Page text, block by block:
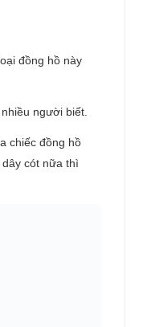
đồng hồ này
người biết.
chiếc đồng hồ
cót nữa thì